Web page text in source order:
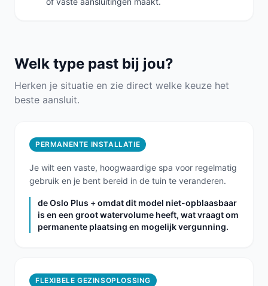
Welk type past bij jou?
Herken je situatie en zie direct welke keuze het
beste aansluit.
PERMANENTE INSTALLATIE
Je wilt een vaste, hoogwaardige spa voor regelmatig
gebruik en je bent bereid in de tuin te veranderen.
de Oslo Plus + omdat dit model niet-opblaasbaar
is en een groot watervolume heeft, wat vraagt om
permanente plaatsing en mogelijk vergunning.
FLEXIBELE GEZINSOPLOSSING